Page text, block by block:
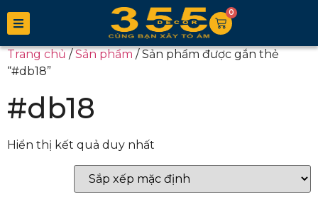
0
Trang chủ/Sản phẩm/ Sản phẩm được gắn thẻ
“#db18”
#db18
Hiển thị kết quả duy nhất